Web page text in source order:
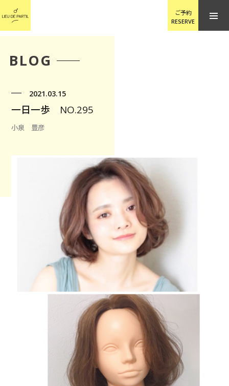
ご予約
RESERVE
BLOG
2021.03.15
一日一歩 NO.295
小泉 豊彦